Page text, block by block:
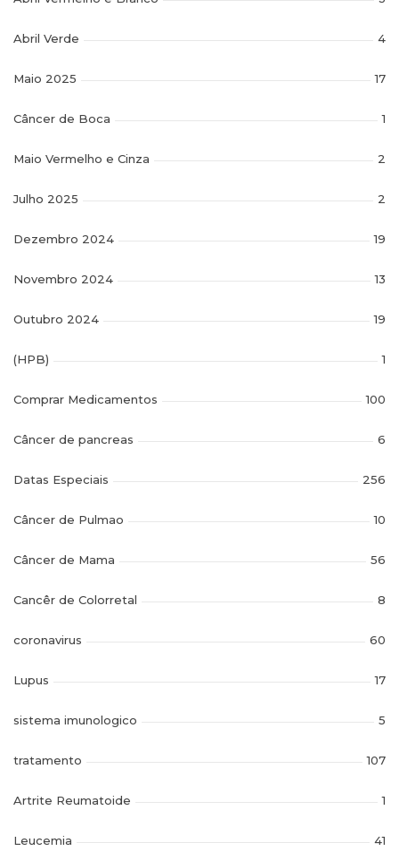
Abril Verde 4
Maio 2025 17
Câncer de Boca 1
Maio Vermelho e Cinza 2
Julho 2025 2
Dezembro 2024 19
Novembro 2024 13
Outubro 2024 19
(HPB) 1
Comprar Medicamentos 100
Câncer de pancreas 6
Datas Especiais 256
Câncer de Pulmao 10
Câncer de Mama 56
Cancêr de Colorretal 8
coronavirus 60
Lupus 17
sistema imunologico 5
tratamento 107
Artrite Reumatoide 1
Leucemia 41